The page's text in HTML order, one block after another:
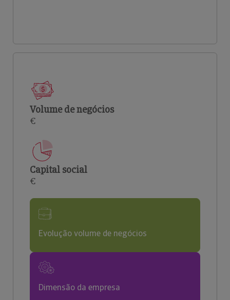
Volume de negócios
€
Capital social
€
Evolução volume de negócios
Dimensão da empresa